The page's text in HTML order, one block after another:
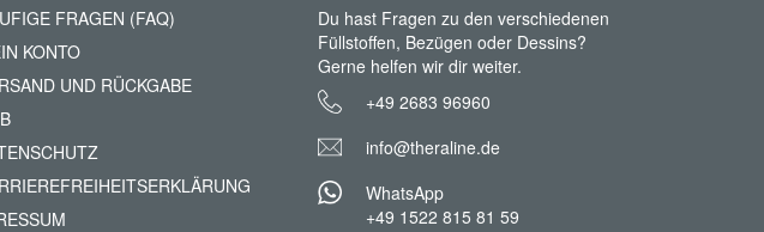
FRAGEN (FAQ)
KONTO
UND RÜCKGABE
Du hast Fragen zu den verschiedenen
Füllstoffen, Bezügen oder Dessins?
Gerne helfen wir dir weiter.
+49 2683 96960
info@theraline.de
WhatsApp
+49 1522 815 81 59